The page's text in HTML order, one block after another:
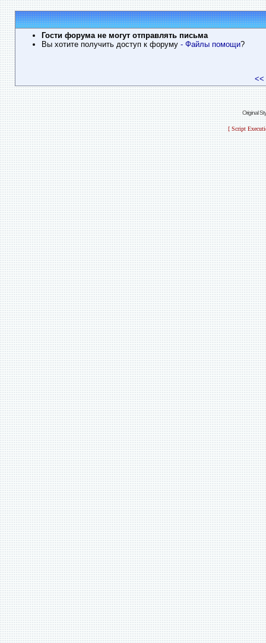
Гости форума не могут отправлять письма
Вы хотите получить доступ к форуму - Файлы помощи?
<<
Original
[ Script